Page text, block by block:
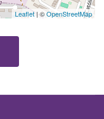
Leaflet| ©OpenStreetMap